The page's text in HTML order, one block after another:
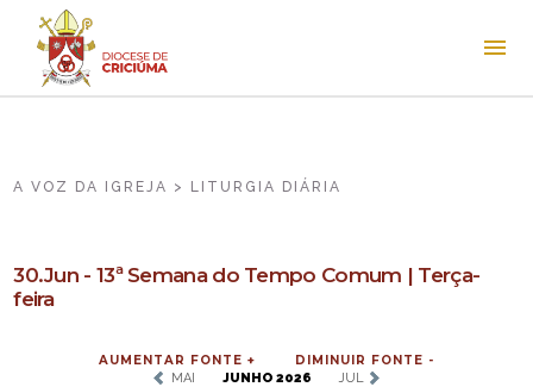
A VOZ DA IGREJA > LITURGIA DIÁRIA
30.Jun - 13ª Semana do Tempo Comum | Terça-
feira
AUMENTAR FONTE +
DIMINUIR FONTE -
MAI
JUNHO 2026 JUL